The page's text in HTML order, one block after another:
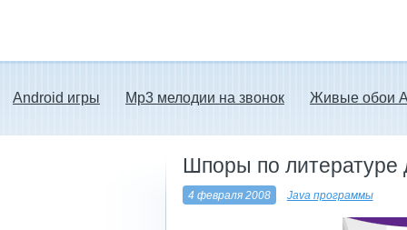
Android игры Mp3 мелодии на звонок Живые обои
Шпоры по литературе
4 февраля 2008 Java программы